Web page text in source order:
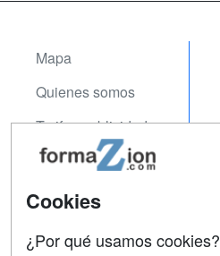
Mapa
Quienes somos
Tarifas publicidad
Acceso Usuarios
Acceso Centros
Cookies
¿Por qué usamos cookies?